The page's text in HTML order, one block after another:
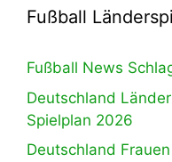
Fußball
Fußball News
Deutschland
Spielplan 2026
Deutschland